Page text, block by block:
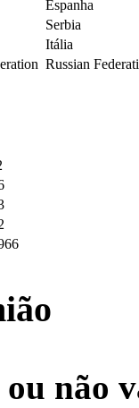
Espanha
Serbia
Itália
Russian
não